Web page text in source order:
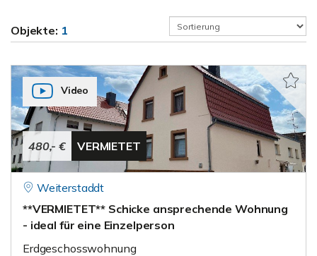
Objekte: 1
480,- € VERMIETET
Video
Weiterstaddt
**VERMIETET** Schicke ansprechende Wohnung
- ideal für eine Einzelperson
Erdgeschosswohnung